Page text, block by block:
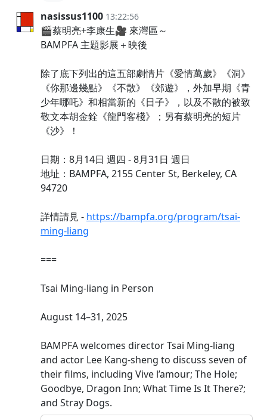
nasissus1100 13:22:56
🎬蔡明亮+李康生🎥 來灣區～
BAMPFA 主題影展＋映後
除了底下列出的這五部劇情片《愛情萬歲》《洞》
《你那邊幾點》《不散》《郊遊》，外加早期《青
少年哪吒》和相當新的《日子》，以及不散的被致
敬文本胡金銓《龍門客棧》；另有蔡明亮的短片
《沙》！
日期：8月14日 週四 - 8月31日 週日
地址：BAMPFA, 2155 Center St, Berkeley, CA
94720
詳情請見 - https://bampfa.org/program/tsai-
ming-liang
===
Tsai Ming-liang in Person
August 14–31, 2025
BAMPFA welcomes director Tsai Ming-liang
and actor Lee Kang-sheng to discuss seven of
their films, including Vive l’amour; The Hole;
Goodbye, Dragon Inn; What Time Is It There?;
and Stray Dogs.